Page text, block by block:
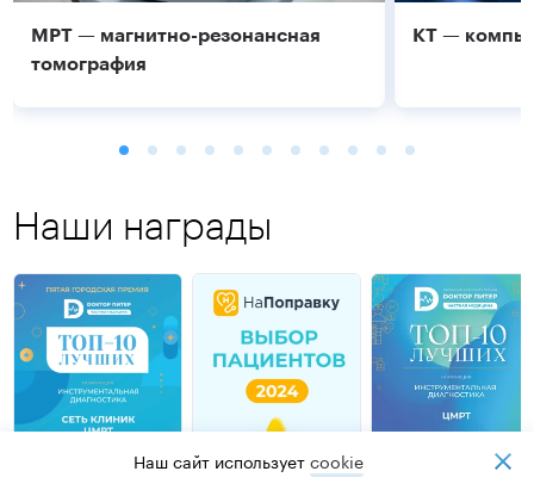
МРТ — магнитно-резонансная
томография
Подробнее
КТ —
Подробнее
Наши награды
Наш сайт используетcookiе